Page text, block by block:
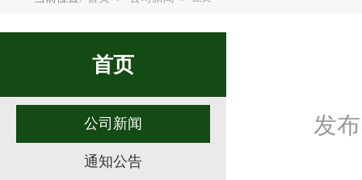
首页
公司新闻
通知公告
发